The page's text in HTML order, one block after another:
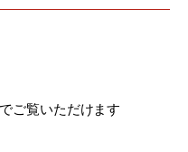
ご覧いただけます